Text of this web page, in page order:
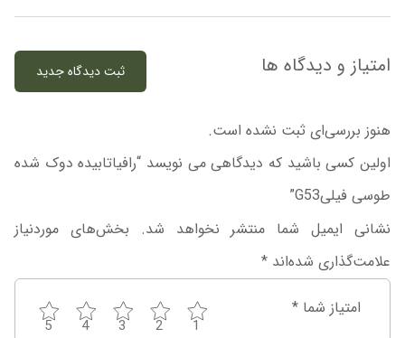
امتیاز و دیدگاه ها ثبت دیدگاه جدید
هنوز بررسی‌ای ثبت نشده است.
اولین کسی باشید که دیدگاهی می نویسد “رافیاتابیده دوک شده
طوسی فیلیG53”
نشانی ایمیل شما منتشر نخواهد شد. بخش‌های موردنیاز
علامت‌گذاری شده‌اند *
امتیاز شما *
1
2
3
4
5